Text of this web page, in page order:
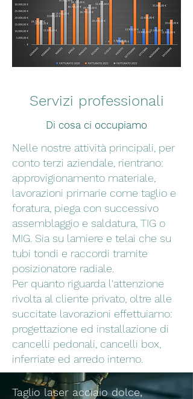
Servizi professionali
Di cosa ci occupiamo
Taglio laser acciaio dolce,
Nelle nostre attività principali, per
conto terzi aziendale, rientrano:
approvigionamento materiale,
lavorazioni primarie come taglio e
foratura, piega con successivo
assemblaggio e saldatura, TIG o
MIG. Sia su lamiere e telai che su
tubi tondi e raccordi tramite
posizionatore radiale.
Per quanto riguarda l'attenzione
rivolta al cliente privato, oltre alle
succitate lavorazioni effettuiamo:
progettazione ed installazione di
cancelli pedonali, cancelli box,
inferriate ed arredo interno.